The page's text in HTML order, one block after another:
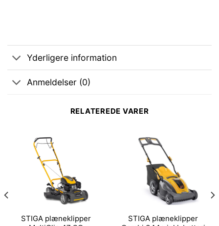
Yderligere information
Anmeldelser (0)
RELATEREDE VARER
STIGA plæneklipper
STIGA plæneklipper